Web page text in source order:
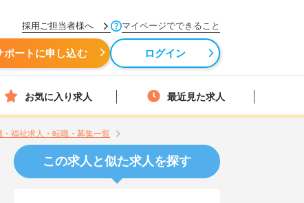
採用ご担当者様へ マイページでできること
ポートに申し込む ログイン
お気に入り求人 最近見た求人
福祉求人・転職・募集一覧
この求人と似た求人を探す